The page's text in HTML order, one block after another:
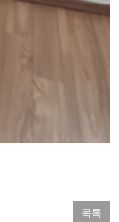
목록